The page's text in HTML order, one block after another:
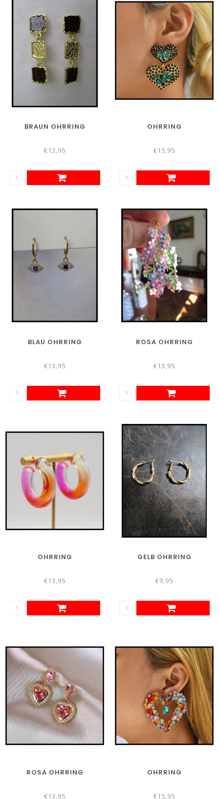
BRAUN OHRRING
€13,95
OHRRING
€15,95
BLAU OHRRING
€13,95
ROSA OHRRING
€13,95
OHRRING
€13,95
GELB OHRRING
€9,95
ROSA OHRRING
€13,95
OHRRING
€15,95